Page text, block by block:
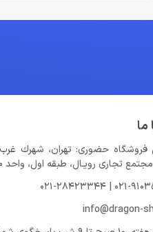
ما
حضوری: تهران، شهرك
تجارى رويـال، طبقه اول، واحد 110 فروشگاه دراگون شاپ
021-
021-28423344
info@dragon-